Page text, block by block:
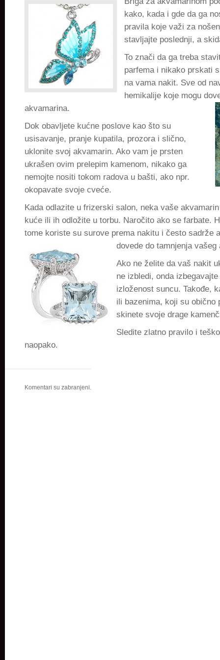
gde
nositi
kako, kada i gde da ga
pravila koje važi za
stavljajte poslednji, a
To znači da ga treba
parfema i nikako prskati
na vama nakit. Sve od
hemikalije koje mogu
akvamarina.
Dok obavljete kućne poslove kao što su
usisavanje, pranje kupatila, prozora i slično,
uklonite svoj akvamarin. Ako vam je prsten
ukrašen ovim prelepim kamenom, nikako ga
nemojte nositi tokom radova u bašti, ako npr.
okopavate svoje cveće.
Kada odlazite u frizerski salon, neka vaše
kuće ili ih odložite u torbu. Naročito ako se farbate.
tome koriste su surove prema nakitu i često sadrže
dovede do tamnjenja vašeg
Ako ne želite da vaš nakit
ne izbledi, onda
izloženost suncu. Takođe,
ili bazenima, koji su obično
skinete svoje drage
Sledite zlatno pravilo i
naopako.
Komentari su zabranjeni.